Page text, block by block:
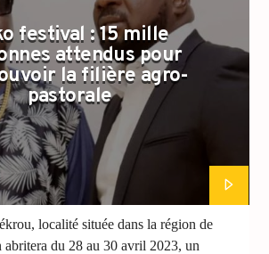
festival : 15 mille
attendus pour
la filière agro-
pastorale
localité située dans la région de
du 28 au 30 avril 2023, un